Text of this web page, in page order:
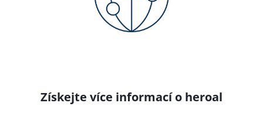
Získejte více informací o heroal